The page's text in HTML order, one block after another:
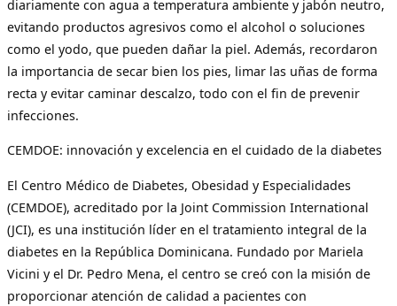
diariamente con agua a temperatura ambiente y jabón neutro,
evitando productos agresivos como el alcohol o soluciones
como el yodo, que pueden dañar la piel. Además, recordaron
la importancia de secar bien los pies, limar las uñas de forma
recta y evitar caminar descalzo, todo con el fin de prevenir
infecciones.
CEMDOE: innovación y excelencia en el cuidado de la diabetes
El Centro Médico de Diabetes, Obesidad y Especialidades
(CEMDOE), acreditado por la Joint Commission International
(JCI), es una institución líder en el tratamiento integral de la
diabetes en la República Dominicana. Fundado por Mariela
Vicini y el Dr. Pedro Mena, el centro se creó con la misión de
proporcionar atención de calidad a pacientes con